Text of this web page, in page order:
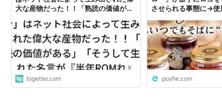
大な産物だった！！「熟読の価値があ
ROMれ』『ggrks』なんだろうか」
togetter.com
させられる事態に→使
posfie.com